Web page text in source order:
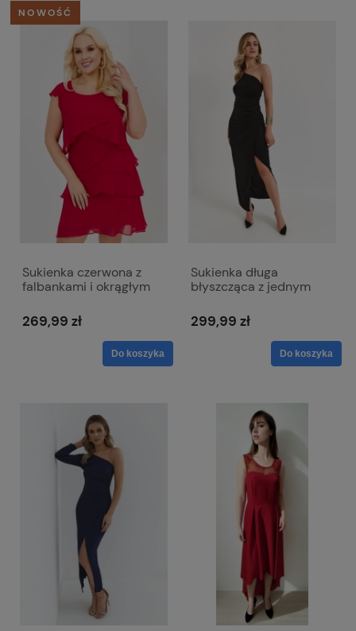
Sukienka czerwona z
falbankami i okrągłym
269,99 zł
Do koszyka
NOWOŚĆ
Sukienka długa
błyszcząca z jednym
czarna
299,99 zł
Do koszyka